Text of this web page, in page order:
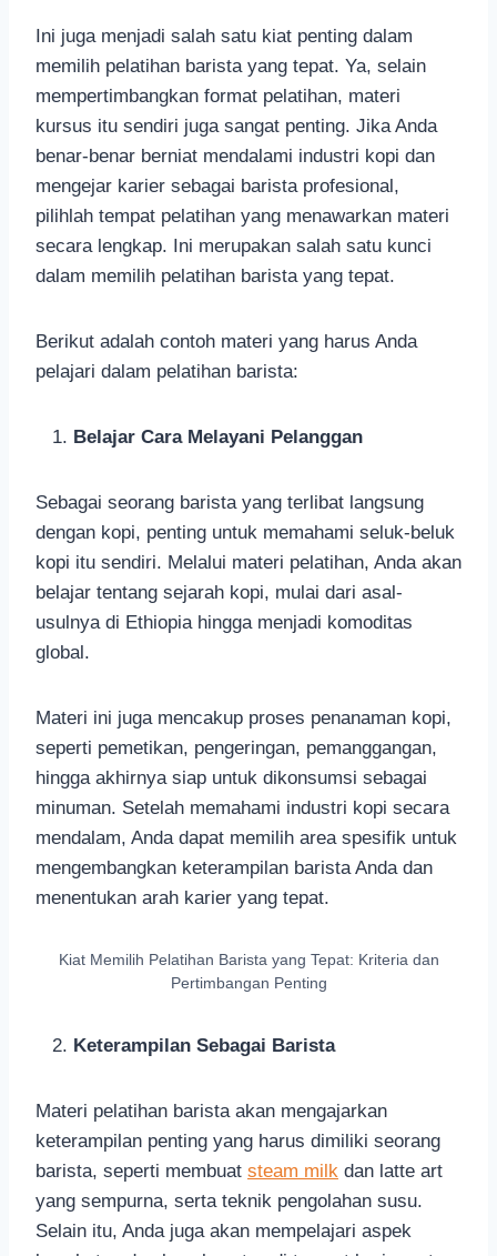
Ini juga menjadi salah satu kiat penting dalam
memilih pelatihan barista yang tepat. Ya, selain
mempertimbangkan format pelatihan, materi
kursus itu sendiri juga sangat penting. Jika Anda
benar-benar berniat mendalami industri kopi dan
mengejar karier sebagai barista profesional,
pilihlah tempat pelatihan yang menawarkan materi
secara lengkap. Ini merupakan salah satu kunci
dalam memilih pelatihan barista yang tepat.
Berikut adalah contoh materi yang harus Anda
pelajari dalam pelatihan barista:
Belajar Cara Melayani Pelanggan
Sebagai seorang barista yang terlibat langsung
dengan kopi, penting untuk memahami seluk-beluk
kopi itu sendiri. Melalui materi pelatihan, Anda akan
belajar tentang sejarah kopi, mulai dari asal-
usulnya di Ethiopia hingga menjadi komoditas
global.
Materi ini juga mencakup proses penanaman kopi,
seperti pemetikan, pengeringan, pemanggangan,
hingga akhirnya siap untuk dikonsumsi sebagai
minuman. Setelah memahami industri kopi secara
mendalam, Anda dapat memilih area spesifik untuk
mengembangkan keterampilan barista Anda dan
menentukan arah karier yang tepat.
Kiat Memilih Pelatihan Barista yang Tepat: Kriteria dan
Pertimbangan Penting
Keterampilan Sebagai Barista
Materi pelatihan barista akan mengajarkan
keterampilan penting yang harus dimiliki seorang
barista, seperti membuat steam milk dan latte art
yang sempurna, serta teknik pengolahan susu.
Selain itu, Anda juga akan mempelajari aspek